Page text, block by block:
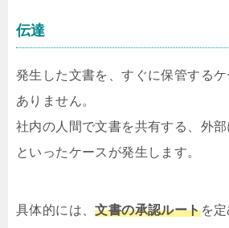
伝達
発生した文書を、すぐに保管するケ
ありません。
社内の人間で文書を共有する、外
といったケースが発生します。
具体的には、文書の承認ルートを定